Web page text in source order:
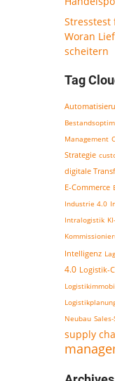
Woran
scheitern
Tag
Management
Strategie
digitale
E-Commerce
Industrie 4.0
Intralogistik
Intelligenz
4.0 Logistik-
Neubau
supply